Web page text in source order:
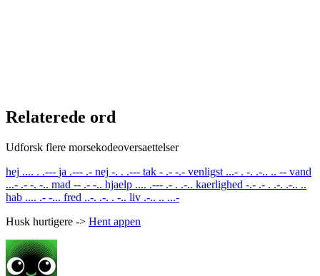
Relaterede ord
Udforsk flere morsekodeoversaettelser
hej .... . .--- ja .--- .- nej -. . .--- tak - .- -.- venligst ...- . -. .-.. .. -- vand
...- .- -. -.. mad -- .- -.. hjaelp .... .--- .- . .-.. kaerlighed -.- .- . .-. .-.. ..
hab .... .- -... fred ..-. .-. . -.. liv .-.. .. ...-
Husk hurtigere -> Hent appen